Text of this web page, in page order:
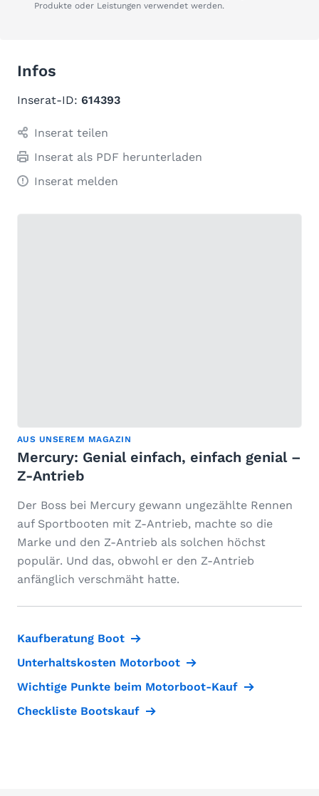
Produkte oder Leistungen verwendet werden.
Infos
Inserat-ID: 614393
Inserat teilen
Inserat als PDF herunterladen
Inserat melden
AUS UNSEREM MAGAZIN
Mercury: Genial einfach, einfach genial –
Z-Antrieb
Der Boss bei Mercury gewann ungezählte Rennen
auf Sportbooten mit Z-Antrieb, machte so die
Marke und den Z-Antrieb als solchen höchst
populär. Und das, obwohl er den Z-Antrieb
anfänglich verschmäht hatte.
Kaufberatung Boot
Unterhaltskosten Motorboot
Wichtige Punkte beim Motorboot-Kauf
Checkliste Bootskauf